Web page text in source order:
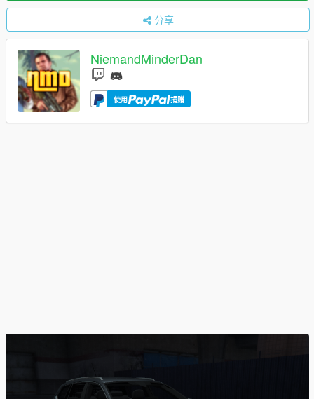
分享
NiemandMinderDan
使用 捐赠